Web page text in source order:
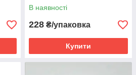
В наявності
228 ₴/упаковка
Купити